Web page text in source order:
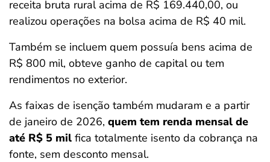
receita bruta rural acima de R$ 169.440,00, ou
realizou operações na bolsa acima de R$ 40 mil.
Também se incluem quem possuía bens acima de
R$ 800 mil, obteve ganho de capital ou tem
rendimentos no exterior.
As faixas de isenção também mudaram e a partir
de janeiro de 2026, quem tem renda mensal de
até R$ 5 mil fica totalmente isento da cobrança na
fonte, sem desconto mensal.